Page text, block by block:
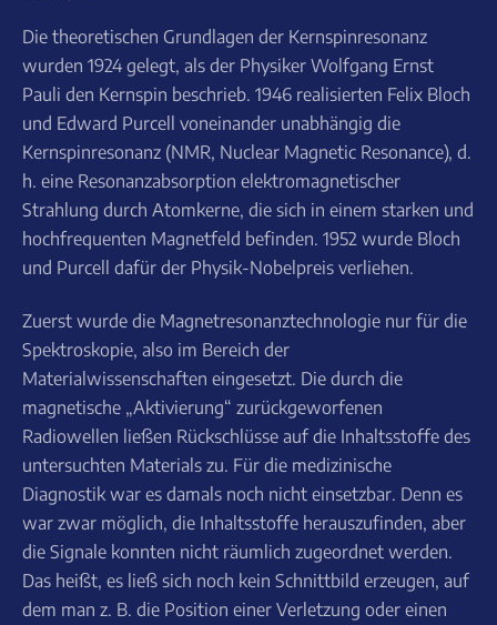
Die theoretischen Grundlagen der Kernspinresonanz
wurden 1924 gelegt, als der Physiker Wolfgang Ernst
Pauli den Kernspin beschrieb. 1946 realisierten Felix Bloch
und Edward Purcell voneinander unabhängig die
Kernspinresonanz (NMR, Nuclear Magnetic Resonance), d.
h. eine Resonanzabsorption elektromagnetischer
Strahlung durch Atomkerne, die sich in einem starken und
hochfrequenten Magnetfeld befinden. 1952 wurde Bloch
und Purcell dafür der Physik-Nobelpreis verliehen.
Zuerst wurde die Magnetresonanztechnologie nur für die
Spektroskopie, also im Bereich der
Materialwissenschaften eingesetzt. Die durch die
magnetische „Aktivierung“ zurückgeworfenen
Radiowellen ließen Rückschlüsse auf die Inhaltsstoffe des
untersuchten Materials zu. Für die medizinische
Diagnostik war es damals noch nicht einsetzbar. Denn es
war zwar möglich, die Inhaltsstoffe herauszufinden, aber
die Signale konnten nicht räumlich zugeordnet werden.
Das heißt, es ließ sich noch kein Schnittbild erzeugen, auf
dem man z. B. die Position einer Verletzung oder einen